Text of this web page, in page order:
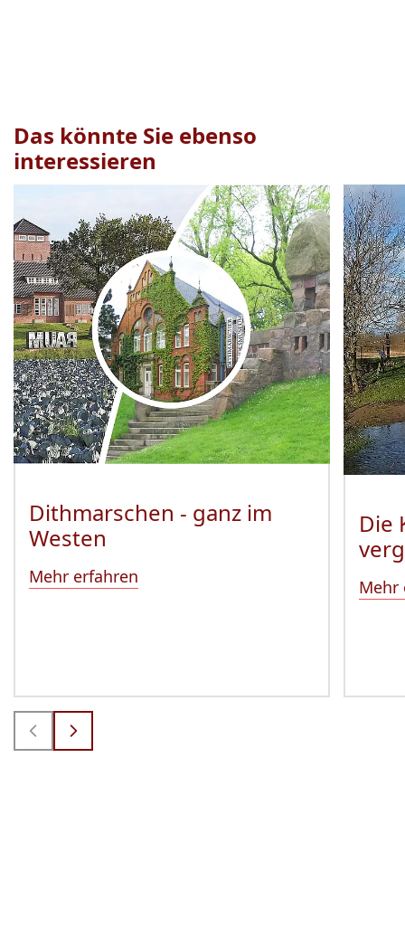
Das könnte Sie ebenso
interessieren
Veranstaltung1bis2von 19sichtbar.
Dithmarschen - ganz im
Westen
Mehr erfahren
Die
Mehr